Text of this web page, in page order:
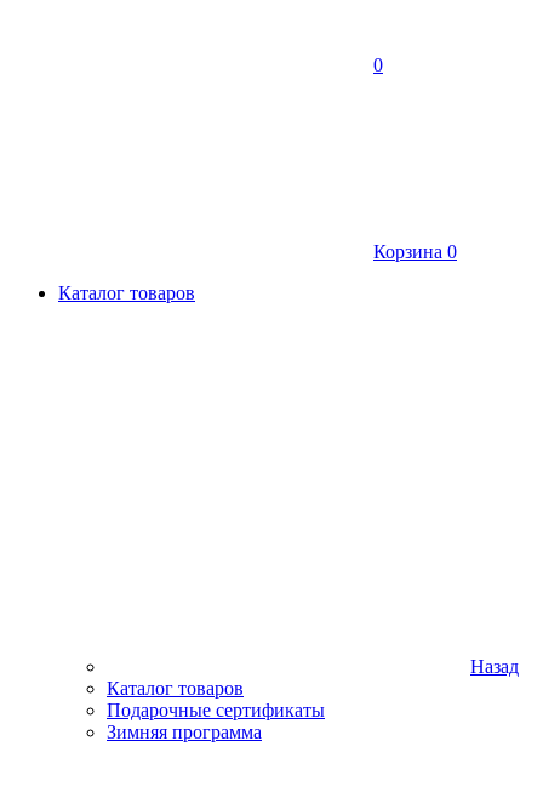
0
Корзина 0
Каталог товаров
Назад
Каталог товаров
Подарочные сертификаты
Зимняя программа